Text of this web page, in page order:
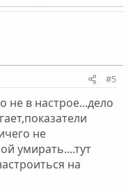
#5
не в настрое...дело
не
умирать....тут
на